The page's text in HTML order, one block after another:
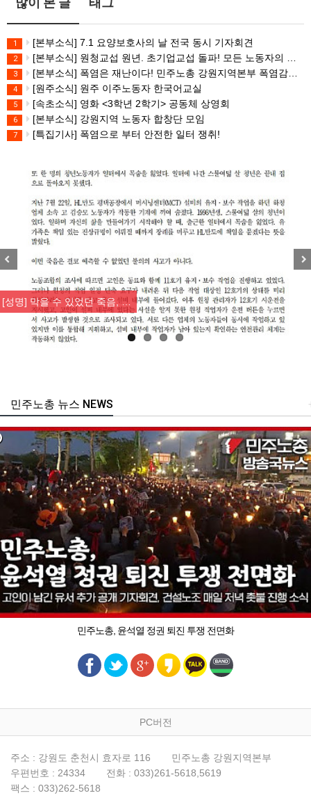
1 [본부소식] 7.1 요양보호사의 날 전국 동시 기자회견
2 [본부소식] 원청교섭 원년. 초기업교섭 돌파! 모든 노동자의 노동기본권 쟁취! 민주노총 7.15 총파업대회
3 [본부소식] 폭염은 재난이다! 민주노총 강원지역본부 폭염감시단 선포 기자회견
4 [원주소식] 원주 이주노동자 한국어교실
5 [속초소식] 영화 <3학년 2학기> 공동체 상영회
6 [본부소식] 강원지역 노동자 합창단 모임
7 [특집기사] 폭염으로 부터 안전한 일터 쟁취!
[성명] 막을 수 있었던 죽음, …
주노총 뉴스 NEWS
민주노총, 윤석열 정권 퇴진 투쟁 전면화
PC버전
주소 : 강원도 춘천시 효자로 116
민주노총 강원지역본부
우편번호 : 24334
전화 : 033)261-5618,5619
팩스 : 033)262-5618